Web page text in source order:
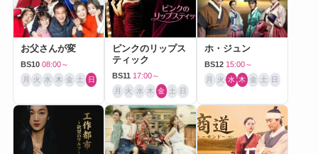
お父さんが変
BS10 08:00～
月 火 水 木 金 土 日
ピンクのリップス
ティック
BS11 17:00～
月 火 水 木 金 土 日
ホ・ジュン
BS12 15:00～
月 火 水 木 金 土 日